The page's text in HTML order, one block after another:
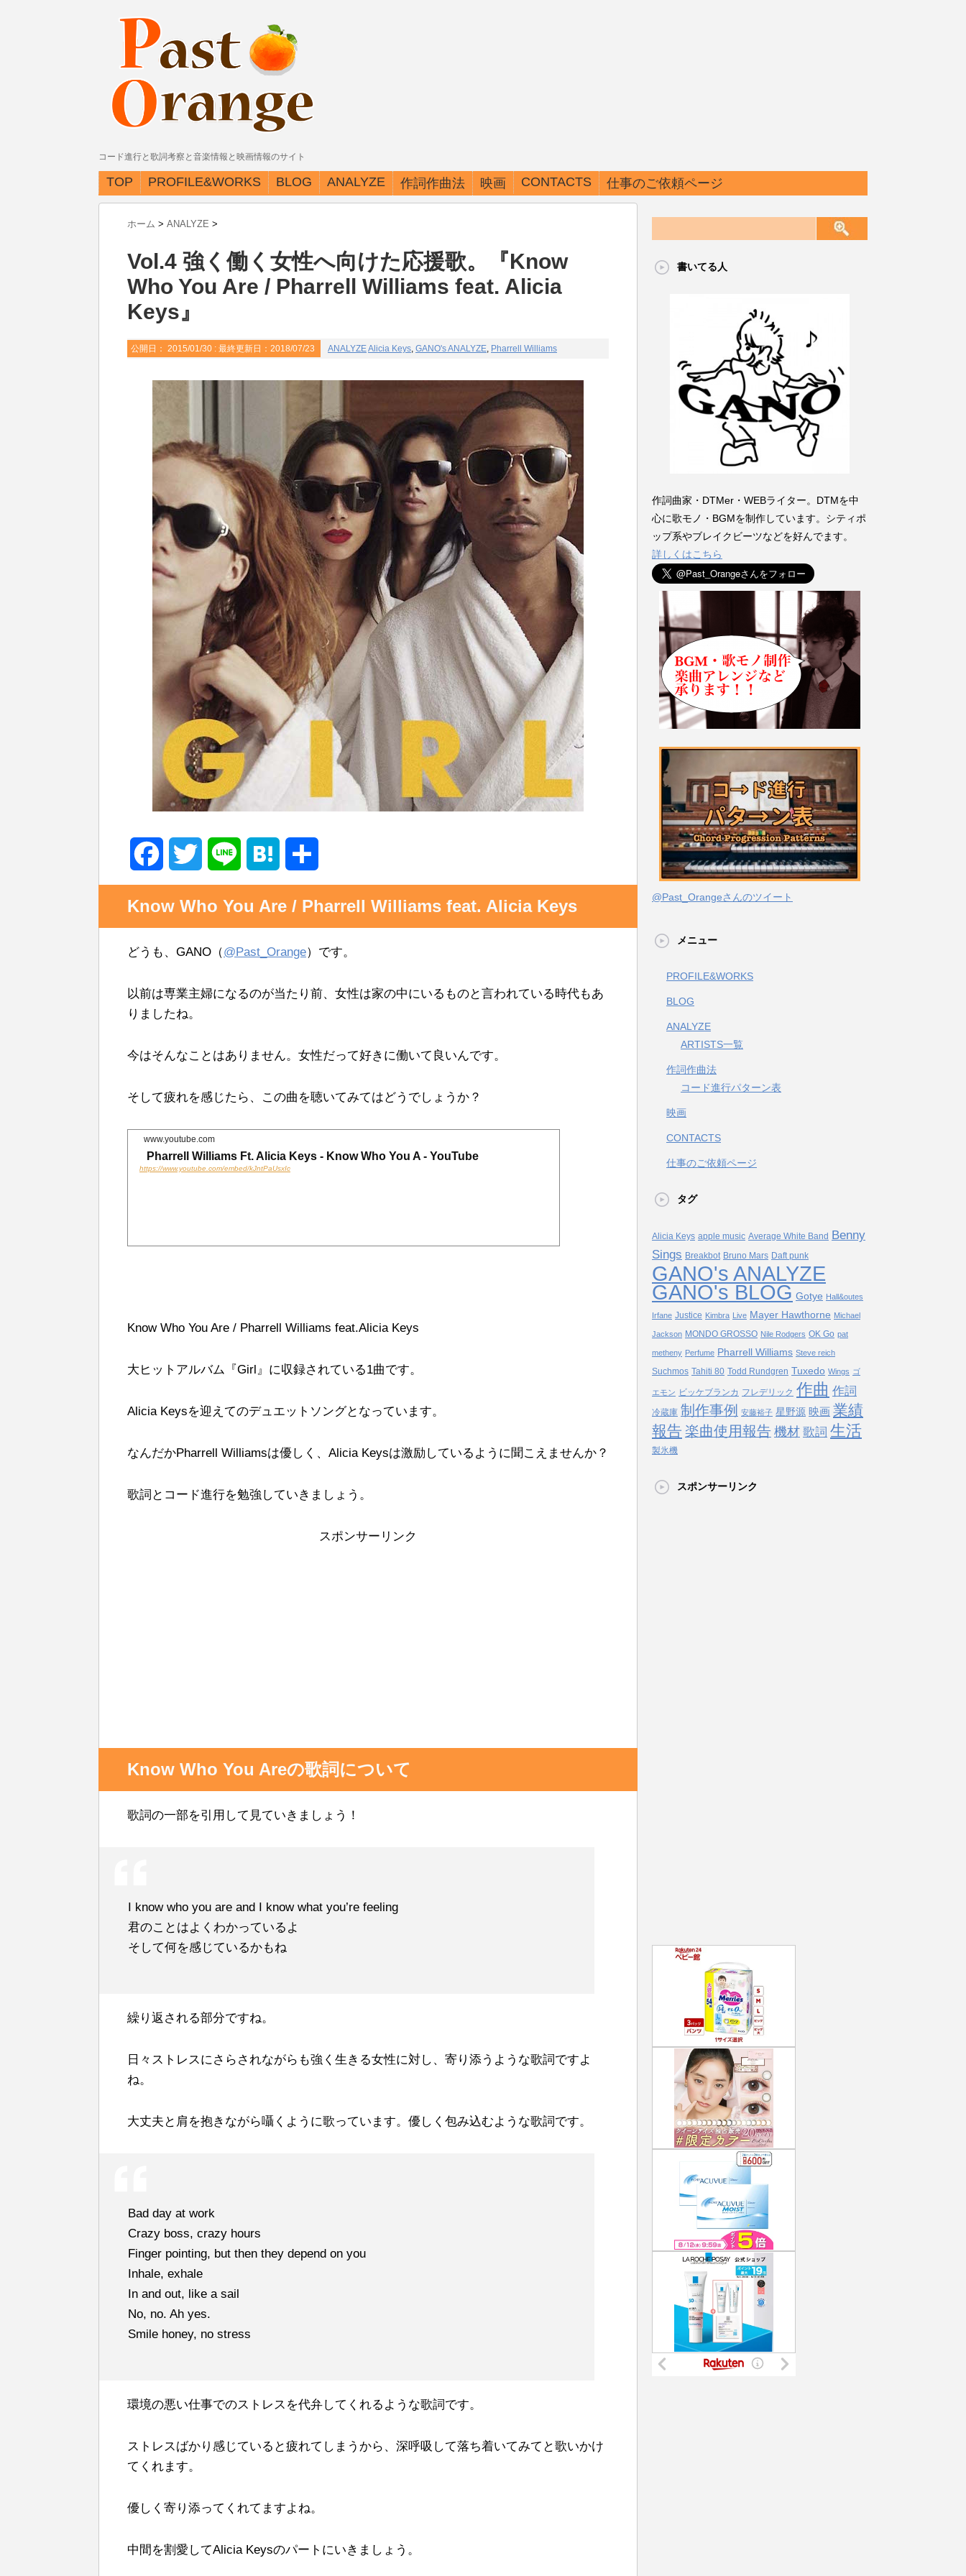
コード進行と歌詞考察と音楽情報と映画情報のサイト
TOP PROFILE&WORKS BLOG
ANALYZE
ARTISTS一覧
作詞作曲法
コード進行パターン表
映画 CONTACTS 仕事のご依頼ページ
ホーム > ANALYZE >
Vol.4 強く働く女性へ向けた応援歌。『Know
Who You Are / Pharrell Williams feat. Alicia
Keys』
公開日： 2015/01/30 : 最終更新日：2018/07/23 ANALYZEAlicia Keys, GANO's ANALYZE, Pharrell Williams
a
e
b
o
o
w
t
t
r
i
e
a
e
n
有
Know Who You Are / Pharrell Williams feat. Alicia Keys
どうも、GANO（@Past_Orange）です。
以前は専業主婦になるのが当たり前、女性は家の中にいるものと言われている時代もあ
りましたね。
今はそんなことはありません。女性だって好きに働いて良いんです。
そして疲れを感じたら、この曲を聴いてみてはどうでしょうか？
www.youtube.com
Pharrell Williams Ft. Alicia Keys - Know Who You A - YouTube
https://www.youtube.com/embed/kJntPaUsxIc
Know Who You Are / Pharrell Williams feat.Alicia Keys
大ヒットアルバム『Girl』に収録されている1曲です。
Alicia Keysを迎えてのデュエットソングとなっています。
なんだかPharrell Williamsは優しく、Alicia Keysは激励しているように聞こえませんか？
歌詞とコード進行を勉強していきましょう。
スポンサーリンク
Know Who You Areの歌詞について
歌詞の一部を引用して見ていきましょう！
I know who you are and I know what you’re feeling
君のことはよくわかっているよ
そして何を感じているかもね
繰り返される部分ですね。
日々ストレスにさらされながらも強く生きる女性に対し、寄り添うような歌詞ですよ
ね。
大丈夫と肩を抱きながら囁くように歌っています。優しく包み込むような歌詞です。
Bad day at work
Crazy boss, crazy hours
Finger pointing, but then they depend on you
Inhale, exhale
In and out, like a sail
No, no. Ah yes.
Smile honey, no stress
環境の悪い仕事でのストレスを代弁してくれるような歌詞です。
ストレスばかり感じていると疲れてしまうから、深呼吸して落ち着いてみてと歌いかけ
てくれます。
優しく寄り添ってくれてますよね。
中間を割愛してAlicia Keysのパートにいきましょう。
書いてる人
作詞曲家・DTMer・WEBライター。DTMを中
心に歌モノ・BGMを制作しています。シティポ
ップ系やブレイクビーツなどを好んでます。
詳しくはこちら
@Past_Orangeさんのツイート
メニュー
PROFILE&WORKS
BLOG
ANALYZE
ARTISTS一覧
作詞作曲法
コード進行パターン表
映画
CONTACTS
仕事のご依頼ページ
タグ
Alicia Keys apple music Average White Band Benny
Sings Breakbot Bruno Mars Daft punk
GANO's ANALYZE
GANO's BLOG Gotye Hall&outes
Irfane Justice Kimbra Live Mayer Hawthorne Michael
Jackson MONDO GROSSO Nile Rodgers OK Go pat
metheny Perfume Pharrell Williams Steve reich
Suchmos Tahiti 80 Todd Rundgren Tuxedo Wings ゴ
エモン ビッケブランカ フレデリック 作曲 作詞
冷蔵庫 制作事例 安藤裕子 星野源 映画 業績
報告 楽曲使用報告機材 歌詞 生活
製氷機
スポンサーリンク